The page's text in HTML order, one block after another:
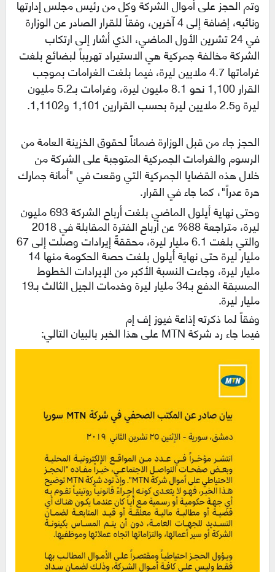
ونائبه، إضافة إلى 4 آخرين، وفقاً للقرار الصادر عن الوزارة
في 24 تشرين الأول الماضي، الذي أشار إلى ارتكاب
الشركة مخالفة جمركية هي الاستيراد تهريباً لبضائع بلغت
غراماتها 4.7 ملايين ليرة، فيما بلغت الغرامات بموجب
القرار 1,100 نحو 8.1 مليون ليرة، و غرامات بـ5.2 مليون
ليرة و2.5 ملايين ليرة بحسب القرارين 1,101 و1,1102.
الحجز جاء من قبل الوزارة ضماناً لحقوق الخزينة العامة من
الرسوم والغرامات الجمركية المتوجبة على الشركة من
خلال هذه القضايا الجمركية التي وقعت في "أمانة جمارك
حرة عدراً"، كما جاء في القرار.
وحتى نهاية أيلول الماضي بلغت أرباح الشركة 693 مليون
ليرة، متراجعة 88% عن أرباح الفترة المقابلة في 2018
والتي بلغت 6.1 مليار ليرة، محققةً إيرادات وصلت إلى 67
مليار ليرة حتى نهاية أيلول بلغت حصة الحكومة منها 14
مليار ليرة، وجاءت النسبة الأكبر من الإيرادات الخطوط
المسبقة الدفع بـ34 مليار ليرة وخدمات الجيل الثالث بـ19
مليار ليرة.
وفقاً لما ذكرته إذاعة فيوز إف إم
فيما جاء رد شركة MTN على هذا الخبر بالبيان التالي: